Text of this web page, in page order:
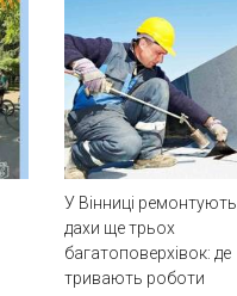
У Вінниці ремонтують
дахи ще трьох
багатоповерхівок: де
тривають роботи